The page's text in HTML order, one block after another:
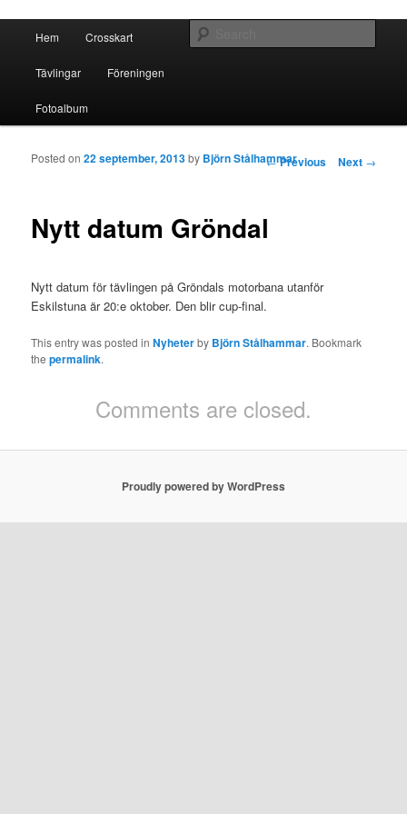
Crosskart Original
Skip to primary content
Skip to secondary content
Hem Crosskart
Tävlingar Föreningen
Fotoalbum
Post navigation
←Previous Next →
Nytt datum Gröndal
Posted on22 september, 2013by Björn Stålhammar
Nytt datum för tävlingen på Gröndals motorbana utanför
Eskilstuna är 20:e oktober. Den blir cup-final.
This entry was posted inNyheterby Björn Stålhammar. Bookmark
thepermalink.
Comments are closed.
Proudly powered by WordPress